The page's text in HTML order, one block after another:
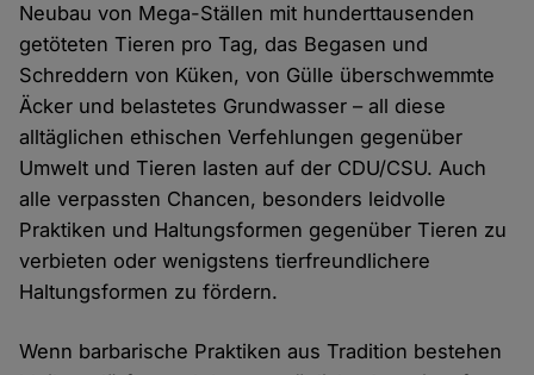
Neubau von Mega-Ställen mit hunderttausenden
getöteten Tieren pro Tag, das Begasen und
Schreddern von Küken, von Gülle überschwemmte
Äcker und belastetes Grundwasser – all diese
alltäglichen ethischen Verfehlungen gegenüber
Umwelt und Tieren lasten auf der CDU/CSU. Auch
alle verpassten Chancen, besonders leidvolle
Praktiken und Haltungsformen gegenüber Tieren zu
verbieten oder wenigstens tierfreundlichere
Haltungsformen zu fördern.
Wenn barbarische Praktiken aus Tradition bestehen